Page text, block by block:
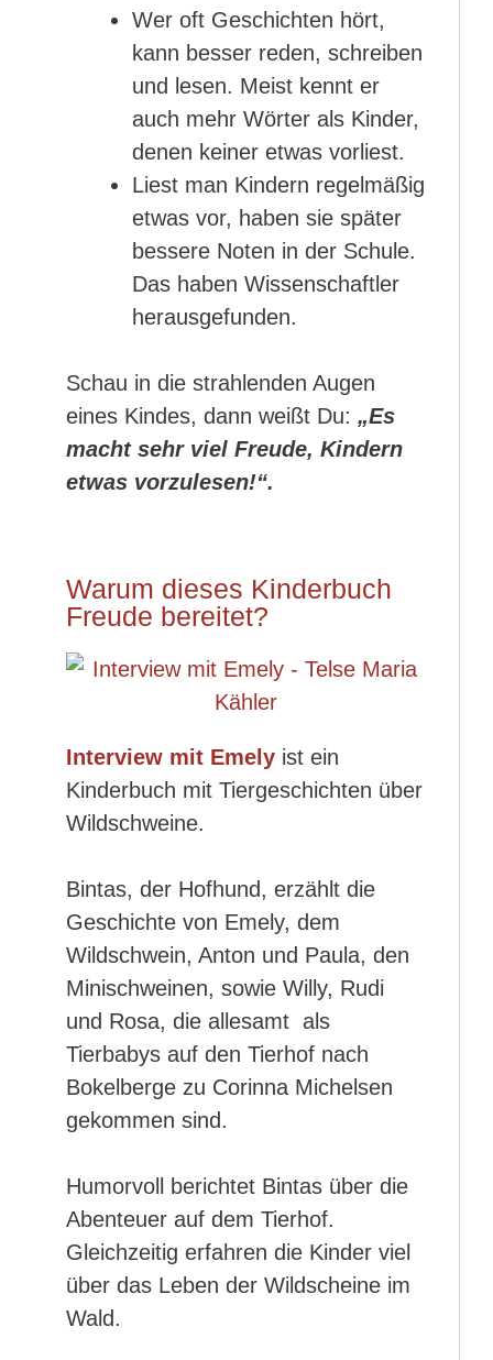
Wer oft Geschichten hört,
kann besser reden, schreiben
und lesen. Meist kennt er
auch mehr Wörter als Kinder,
denen keiner etwas vorliest.
Liest man Kindern regelmäßig
etwas vor, haben sie später
bessere Noten in der Schule.
Das haben Wissenschaftler
herausgefunden.
Schau in die strahlenden Augen
eines Kindes, dann weißt Du: „Es
macht sehr viel Freude, Kindern
etwas vorzulesen!“.
Warum dieses Kinderbuch
Freude bereitet?
Interview mit Emely ist ein
Kinderbuch mit Tiergeschichten über
Wildschweine.
Bintas, der Hofhund, erzählt die
Geschichte von Emely, dem
Wildschwein, Anton und Paula, den
Minischweinen, sowie Willy, Rudi
und Rosa, die allesamt als
Tierbabys auf den Tierhof nach
Bokelberge zu Corinna Michelsen
gekommen sind.
Humorvoll berichtet Bintas über die
Abenteuer auf dem Tierhof.
Gleichzeitig erfahren die Kinder viel
über das Leben der Wildscheine im
Wald.